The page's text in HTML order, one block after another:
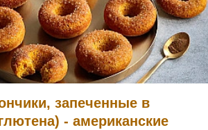
запеченные в
- американские